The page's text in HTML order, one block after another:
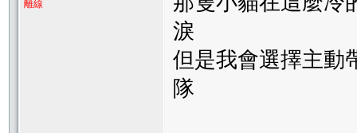
離線
淚
但是我會選擇主動
隊